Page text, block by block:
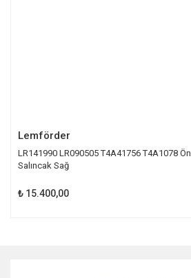
Lemförder
LR141990 LR090505 T4A41756 T4A1078 Ön
Salıncak Sağ
₺ 15.400,00